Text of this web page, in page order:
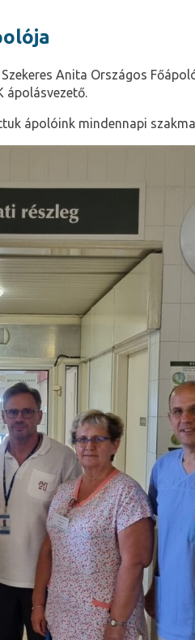
Anita Országos
ápolásvezető.
ápolóink mindennapi